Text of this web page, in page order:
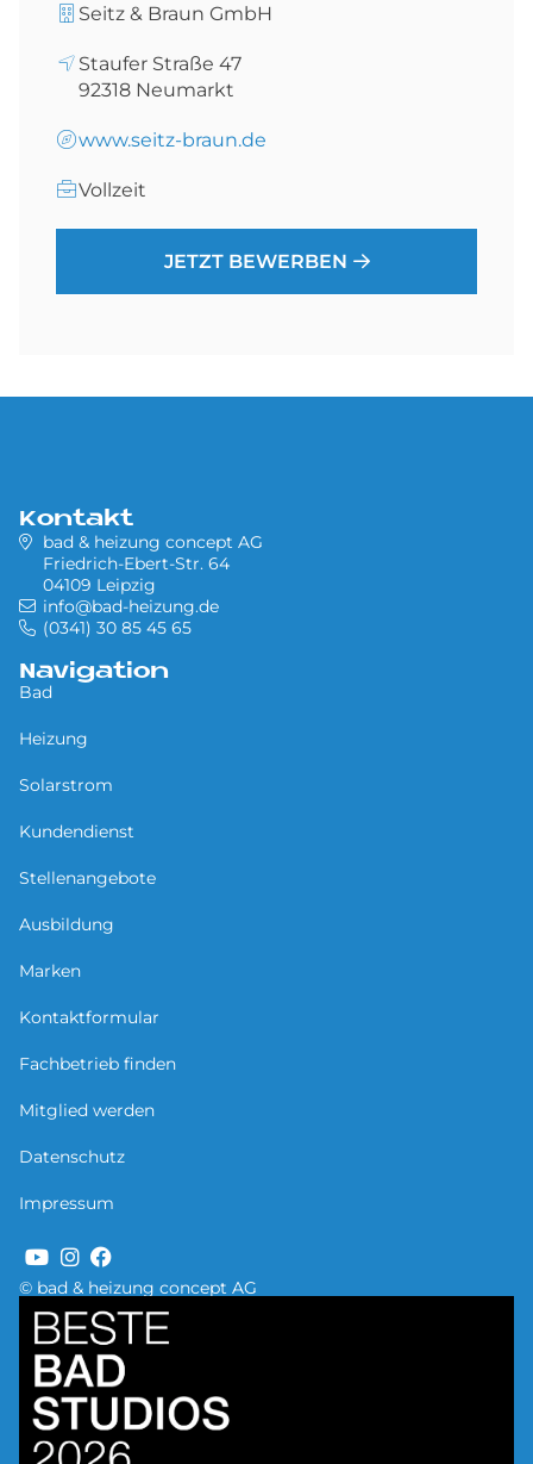
Seitz & Braun GmbH
Staufer Straße 47
92318 Neumarkt
www.seitz-braun.de
Vollzeit
JETZT BEWERBEN
© bad & heizung concept AG
Kontakt
bad & heizung concept AG
Friedrich-Ebert-Str. 64
04109 Leipzig
info@bad-heizung.de
(0341) 30 85 45 65
Navigation
Bad
Heizung
Solarstrom
Kundendienst
Stellenangebote
Ausbildung
Marken
Kontaktformular
Fachbetrieb finden
Mitglied werden
Datenschutz
Impressum